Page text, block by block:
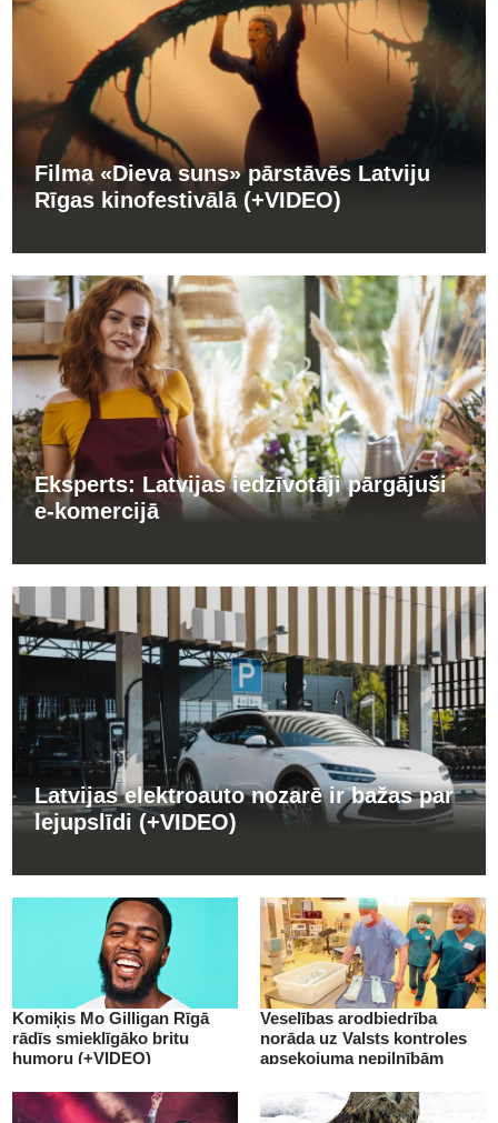
Filma «Dieva suns» pārstāvēs Latviju
Rīgas kinofestivālā (+VIDEO)
Eksperts: Latvijas iedzīvotāji pārgājuši
e-komercijā
Latvijas elektroauto nozarē ir bažas par
lejupslīdi (+VIDEO)
Komiķis Mo Gilligan Rīgā
rādīs smieklīgāko britu
humoru (+VIDEO)
Veselības arodbiedrība
norāda uz Valsts kontroles
apsekojuma nepilnībām